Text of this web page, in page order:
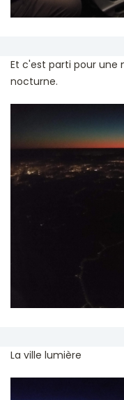
Et c'est parti pour une
nocturne.
La ville lumière